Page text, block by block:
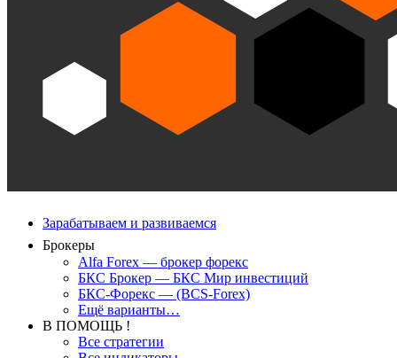
Зарабатываем и развиваемся
Брокеры
Alfa Forex — брокер форекс
БКС Брокер — БКС Мир инвестиций
БКС-Форекс — (BCS-Forex)
Ещё варианты…
В ПОМОЩЬ !
Все стратегии